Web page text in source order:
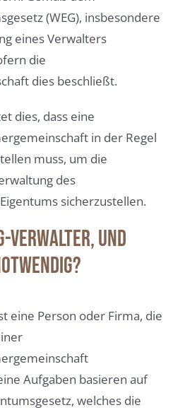
(WEG), insbesondere
eines Verwalters
die
dies beschließt.
dies, dass eine
in der Regel
muss, um die
des
sicherzustellen.
Verwalter, und
eine Person oder Firma, die
Aufgaben basieren auf
welches die